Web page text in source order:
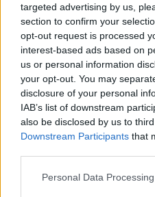
targeted advertising by us,
section to confirm your
opt-out request is processed
interest-based ads based on
us or personal information
your opt-out. You may
disclosure of your personal
IAB’s list of downstream
also be disclosed by us to
Downstream Participants that
Personal Data
πορισμάτων στα
iv. Υποβολή, περί τα τέλη
προαναφερόμενου αρχείου, με
στην Κυβερνητική Επιτροπή
του απαιτούμενου
πορισμάτων.
v. Έγκριση της απαιτούμενης